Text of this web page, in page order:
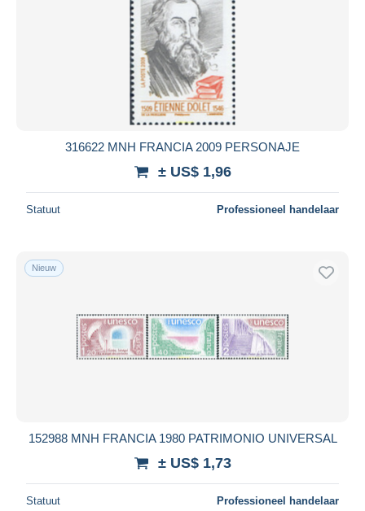
316622 MNH FRANCIA 2009 PERSONAJE
± US$ 1,96
Statuut Professioneel handelaar
Nieuw
152988 MNH FRANCIA 1980 PATRIMONIO UNIVERSAL
± US$ 1,73
Statuut Professioneel handelaar